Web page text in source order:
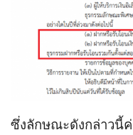
ซึ่งลักษณะดังกล่าวนี้